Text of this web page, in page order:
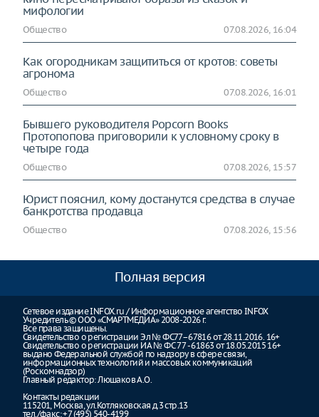
мифологии
Общество 07.08.2026, 16:04
Как огородникам защититься от кротов: советы
агронома
Общество 07.08.2026, 16:01
Бывшего руководителя Popcorn Books
Протопопова приговорили к условному сроку в
четыре года
Общество 07.08.2026, 15:57
Юрист пояснил, кому достанутся средства в случае
банкротства продавца
Общество 07.08.2026, 15:56
Полная версия
Сетевое издание INFOX.ru / Информационное агентство INFOX
Учредитель © ООО «СМАРТМЕДИА» 2008-2026 г.
Все права защищены.
Свидетельство о регистрации Эл № ФС77–67816 от 28.11.2016. 16+
Свидетельство о регистрации ИА № ФС 77 - 61863 от 18.05.2015 16+
выдано Федеральной службой по надзору в сфере связи,
информационных технологий и массовых коммуникаций
(Роскомнадзор)
Главный редактор: Люшаков А.О.
Контакты редакции
115201, Москва, ул.Котляковская д.3 стр.13
тел./факс: +7 (495) 540-4199